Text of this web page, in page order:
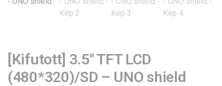
[Kifutott] 3.5″ TFT LCD
(480*320)/SD – UNO shield